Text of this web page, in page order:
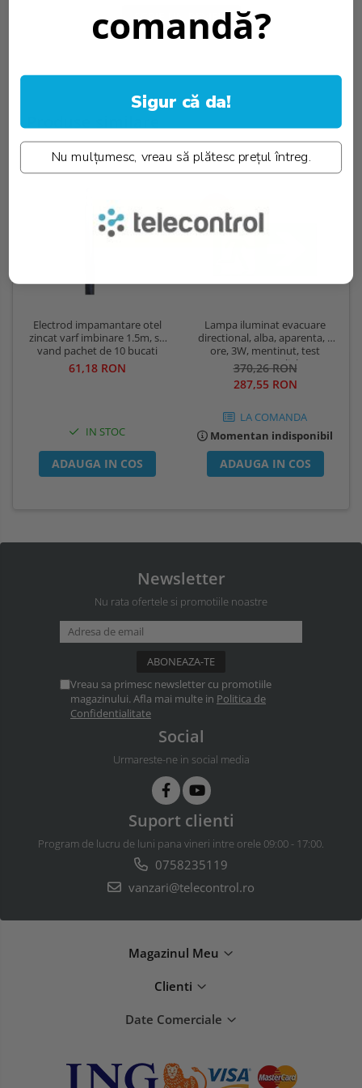
SCRIE UN REVIEW
Electrod impamantare otel
zincat varf imbinare 1.5m, se
vand pachet de 10 bucati
61,18 RON
IN STOC
ADAUGA IN COS
-22%
Lampa iluminat evacuare
directional, alba, aparenta, 3
ore, 3W, mentinut, test
automat, IP20, Intelight 90385
370,26 RON
287,55 RON
LA COMANDA
Momentan indisponibil
ADAUGA IN COS
Newsletter
Nu rata ofertele si promotiile noastre
Vreau sa primesc newsletter cu promotiile
magazinului. Afla mai multe in Politica de
Confidentialitate
Social
Urmareste-ne in social media
Suport clienti
Program de lucru de luni pana vineri intre orele 09:00 - 17:00.
0758235119
vanzari@telecontrol.ro
Magazinul Meu
Clienti
Date Comerciale
comandă?
Sigur că da!
Nu mulțumesc, vreau să plătesc prețul întreg.